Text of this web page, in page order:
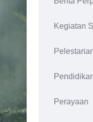
Kegiatan
Perayaan